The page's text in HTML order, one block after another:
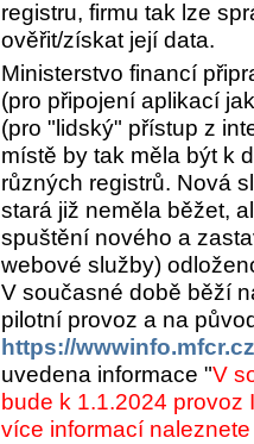
registru, firmu tak lze
ověřit/získat její data.
Ministerstvo financí
(pro připojení aplikací
(pro "lidský" přístup z
místě by tak měla být k
různých registrů. Nová
stará již neměla běžet,
spuštění nového a
webové služby)
V současné době běží
pilotní provoz a na
https://
uvedena informace "V
bude k 1.1.2024 provoz
více informací